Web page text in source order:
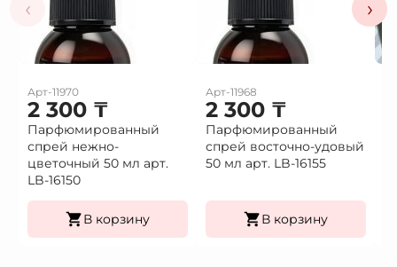
‹
Арт-11970
2 300 ₸
Парфюмированный
спрей нежно-
цветочный 50 мл арт.
LB-16150
В корзину
Арт-11968
2 300 ₸
Парфюмированный
спрей восточно-удовый
50 мл арт. LB-16155
В корзину
›